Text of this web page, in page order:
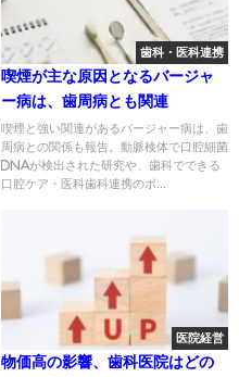
歯科・医科連携
喫煙が主な原因となるバージャ
ー病は、歯周病とも関連
喫煙と強い関連があるバージャー病は、歯
周病との関係も報告。動脈検体で口腔細菌
DNAが検出された研究や、歯科でできる
口腔ケア・医科歯科連携のポ...
医院経営
物価高の影響、歯科医院はどの